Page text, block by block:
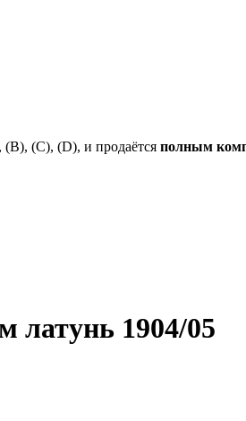
(B), (С), (D), и продаётся полным
латунь 1904/05